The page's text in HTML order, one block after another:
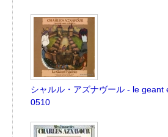
シャルル・アズナヴール - le geant
0510